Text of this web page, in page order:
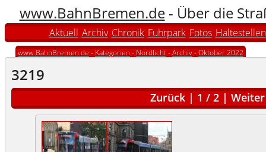
www.BahnBremen.de- Über die
Aktuell Archiv Chronik Fuhrpark Fotos Haltestellen
www.BahnBremen.de - Kategorien - Nordlicht-Archiv-Oktober 2022
3219
Zurück | 1 / 2 | Weiter